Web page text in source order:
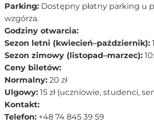
Parking:Dostępny płatny parking u
wzgórza.
Godziny otwarcia:
Sezon letni (kwiecień–październik):
Sezon zimowy (listopad–marzec):
Ceny biletów:
Normalny:20 zł
Ulgowy:15 zł (uczniowie, studenci,
Kontakt:
Telefon:+48 74 845 39 59